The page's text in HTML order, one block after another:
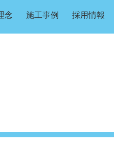
念 施工事例 採用情報